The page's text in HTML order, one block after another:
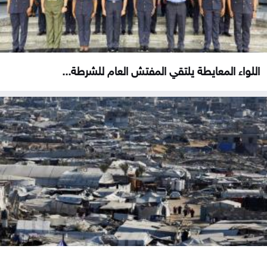
اللواء المعايطة يلتقي المفتش العام للشرطة...